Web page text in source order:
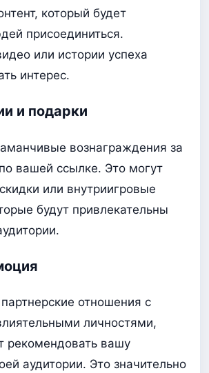
который будет
присоединиться.
или истории успеха
интерес.
и подарки
вознаграждения за
вашей ссылке. Это могут
или внутриигровые
будут привлекательны
отношения с
личностями,
рекомендовать вашу
аудитории. Это значительно